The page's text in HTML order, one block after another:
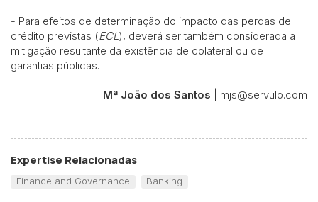
- Para efeitos de determinação do impacto das perdas de
crédito previstas (ECL), deverá ser também considerada a
mitigação resultante da existência de colateral ou de
garantias públicas.
Mª João dos Santos | mjs@servulo.com
Expertise Relacionadas
Finance and Governance Banking